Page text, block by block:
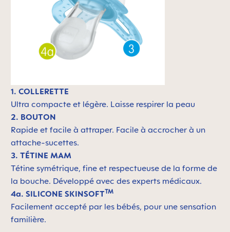
1. COLLERETTE
Ultra compacte et légère. Laisse respirer la peau
2. BOUTON
Rapide et facile à attraper. Facile à accrocher à un
attache-sucettes.
3. TÉTINE MAM
Tétine symétrique, fine et respectueuse de la forme de
la bouche. Développé avec des experts médicaux.
4a. SILICONE SKINSOFTTM
Facilement accepté par les bébés, pour une sensation
familière.